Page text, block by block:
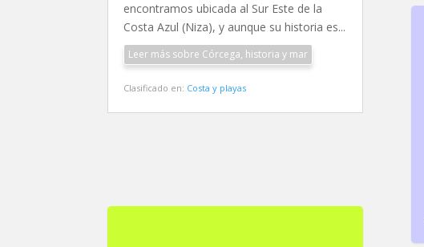
encontramos ubicada al Sur Este de la
Costa Azul (Niza), y aunque su historia es...
Leer más sobre Córcega, historia y mar
Clasificado en: Costa y playas